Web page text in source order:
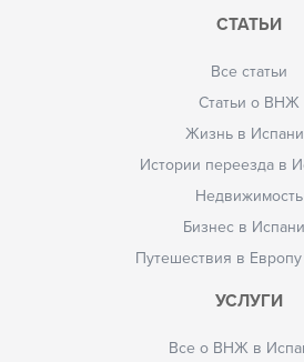
СТАТЬИ
Все статьи
Статьи о ВНЖ
Жизнь в
Истории переезда в
Недвижимость
Бизнес в
Путешествия в
УСЛУГИ
Все о ВНЖ в